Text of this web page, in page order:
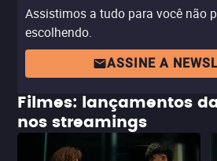
Assistimos a tudo para você não
escolhendo.
ASSINE A
Filmes: lançamentos
nos streamings